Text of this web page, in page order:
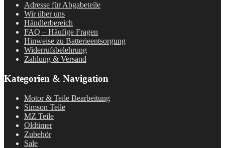
Adresse für Abgabeteile
Wir über uns
Händlerbereich
FAQ – Häufige Fragen
Hinweise zu Batterieentsorgung
Widerrufsbelehrung
Zahlung & Versand
Kategorien & Navigation
Motor & Teile Bearbeitung
Simson Teile
MZ Teile
Oldtimer
Zubehör
Sale